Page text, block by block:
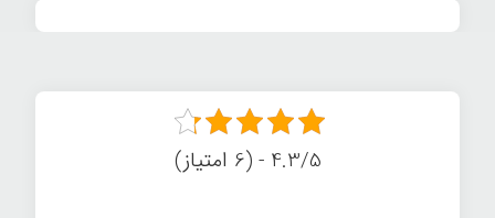
4.3/5 - (6 امتیاز)